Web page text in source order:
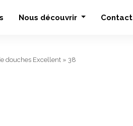
Nous découvrir Contact
douches Excellent » 38